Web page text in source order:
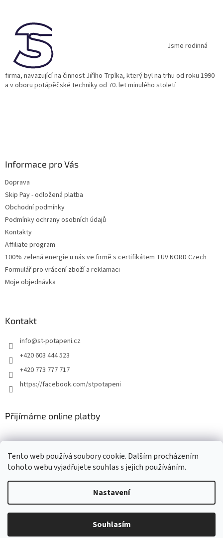
Tento web používá soubory cookie. Dalším procházením
tohoto webu vyjadřujete souhlas s jejich používáním.
Nastavení
Souhlasím
Jsme rodinná
firma, navazující na činnost Jiřího Trpíka, který byl na trhu od roku 1990
a v oboru potápěčské techniky od 70. let minulého století
Informace pro Vás
Doprava
Skip Pay - odložená platba
Obchodní podmínky
Podmínky ochrany osobních údajů
Kontakty
Affiliate program
100% zelená energie u nás ve firmě s certifikátem TÜV NORD Czech
Formulář pro vrácení zboží a reklamaci
Moje objednávka
Kontakt
info@st-potapeni.cz
+420 603 444 523
+420 773 777 717
https://facebook.com/stpotapeni
Přijímáme online platby
Copyright 2026ST-potapeni.cz. Všechna práva vyhrazena.Upravit
nastavení cookies